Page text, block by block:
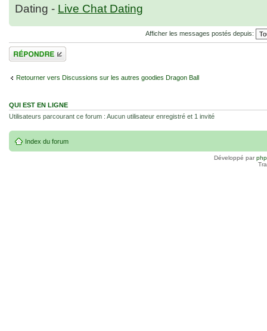
Dating - Live Chat Dating
Afficher les messages postés depuis:
Répondre
Retourner vers Discussions sur les autres goodies Dragon Ball
QUI EST EN LIGNE
Utilisateurs parcourant ce forum : Aucun utilisateur enregistré et 1 invité
Index du forum
Développé par